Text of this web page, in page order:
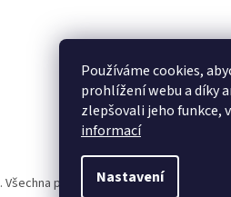
Používáme cookies,
prohlížení webu a díky
zlepšovali jeho funkce,
informací
Nastavení
. Všechna práva vyhrazena.